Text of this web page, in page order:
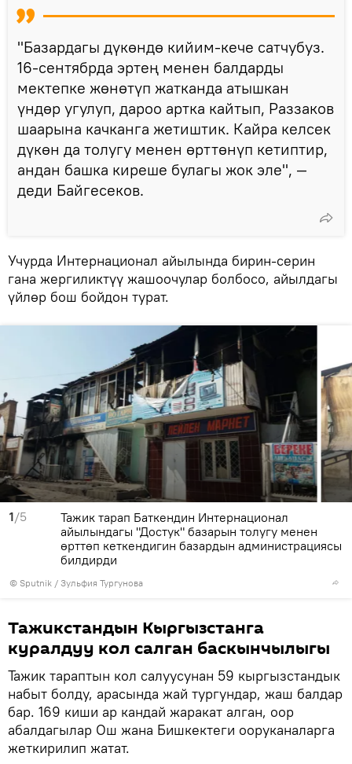
"Базардагы дүкөндө кийим-кече сатчубуз.
16-сентябрда эртең менен балдарды
мектепке жөнөтүп жатканда атышкан
үндөр угулуп, дароо артка кайтып, Раззаков
шаарына качканга жетиштик. Кайра келсек
дүкөн да толугу менен өрттөнүп кетиптир,
андан башка киреше булагы жок эле", —
деди Байгесеков.
Учурда Интернационал айылында бирин-серин
гана жергиликтүү жашоочулар болбосо, айылдагы
үйлөр бош бойдон турат.
1/5
© Sputnik / Зульфия Тургунова
Тажик тарап Баткендин Интернационал
айылындагы "Достук" базарын толугу менен
өрттөп кеткендигин базардын администрациясы
билдирди
Тажикстандын Кыргызстанга
куралдуу кол салган баскынчылыгы
Тажик тараптын кол салуусунан 59 кыргызстандык
набыт болду, арасында жай тургундар, жаш балдар
бар. 169 киши ар кандай жаракат алган, оор
абалдагылар Ош жана Бишкектеги ооруканаларга
жеткирилип жатат.